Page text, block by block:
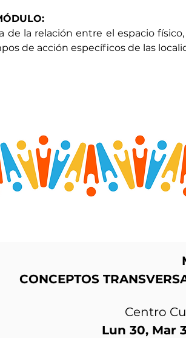
de la relación entre el espacio
de acción específicos de las
CONCEPTOS
Centro
Lun 30, Mar